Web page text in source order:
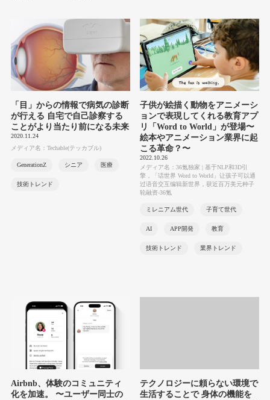
「目」からの情報で病気の診断
が行える 自宅で自己診察する
ことがより当たり前になる未来
2020.11.24
メディア名：Techable(テッカブル)
GenerationZ シニア 医療
技術トレンド
子供が絵描く動物をアニメーシ
ョンで表現してくれる教育アプ
リ「Word to World」が登場〜
絵本やアニメーション業界に起
こる革命？〜
2022.10.26
メディア名：36氪独家 | 基于NLP和3D引
擎，「话世界 Word to World」让孩子可以通
过语音交互编辑新世界，获近百万美元种子
轮融资-36氪
ミレニアム世代 子育て世代
AI APP開発 教育
技術トレンド 業界トレンド
Airbnb、体験のコミュニティ
化を加速。 〜ユーザー同士の
テクノロジーに頼らない環境で
生活することで 身体の機能を